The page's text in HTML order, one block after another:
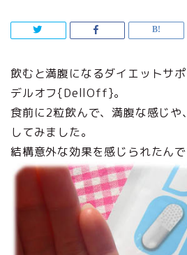
飲むと満腹になるダイエットサ
デルオフ{DellOff}。
食前に2粒飲んで、満腹な感じや
してみました。
結構意外な効果を感じられたんで